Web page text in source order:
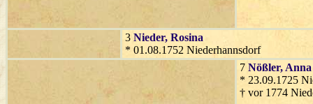
3 Nieder, Rosina
* 01.08.1752 Niederhannsdorf
7 Nößler,
* 23.09.1725
† vor 1774